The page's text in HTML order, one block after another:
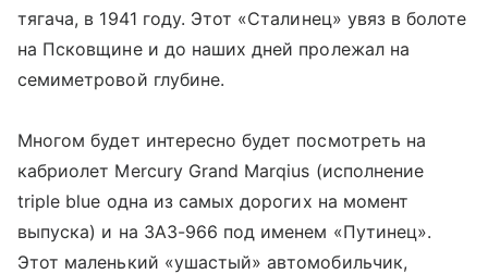
тягача, в 1941 году. Этот «Сталинец» увяз в болоте
на Псковщине и до наших дней пролежал на
семиметровой глубине.
Многом будет интересно будет посмотреть на
кабриолет Mercury Grand Marqius (исполнение
triple blue одна из самых дорогих на момент
выпуска) и на ЗАЗ-966 под именем «Путинец».
Этот маленький «ушастый» автомобильчик,